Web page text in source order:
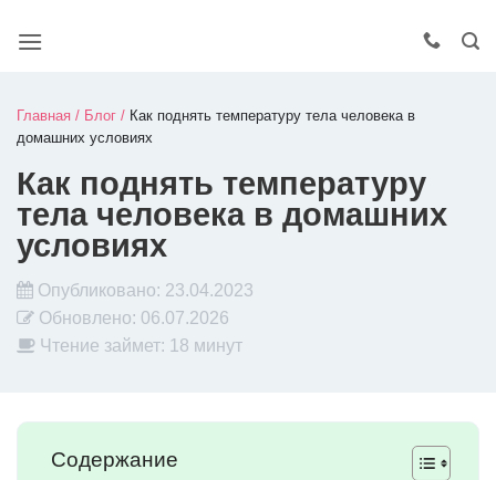
Главная / Блог / Как поднять температуру тела человека в
домашних условиях
Как поднять температуру
тела человека в домашних
условиях
Опубликовано: 23.04.2023
Обновлено: 06.07.2026
Чтение займет: 18 минут
Содержание